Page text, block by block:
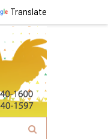
Translate